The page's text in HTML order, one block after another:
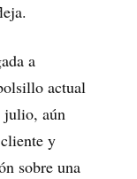
a
actual
julio, aún
y
sobre una